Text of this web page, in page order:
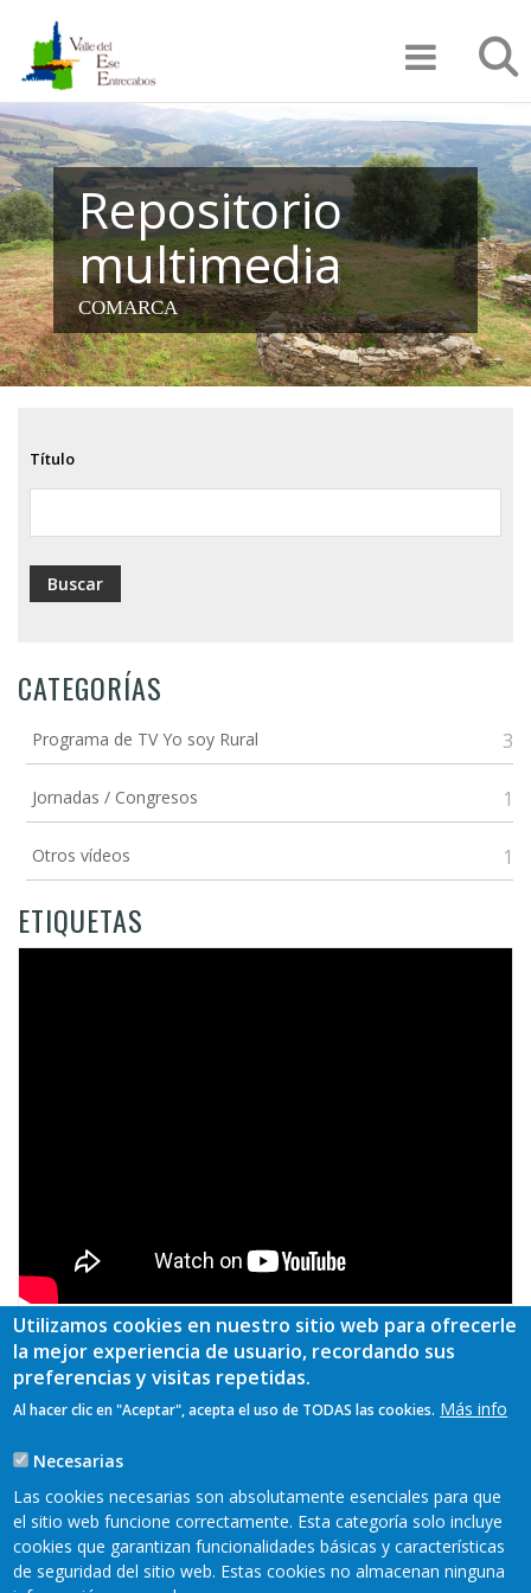
contenido
principal
Repositorio
multimedia
COMARCA
Título
CATEGORÍAS
Programa de TV Yo soy Rural 3
Jornadas / Congresos 1
Otros vídeos 1
ETIQUETAS
PLAN ESTRATÉGICO NACIONAL DE LA PAC
2023 - 2027. DEBATE 1ª PARTE
Intercambio celebrado el 21/09/2021
Más
Utilizamos cookies en nuestro sitio web para ofrecerle
la mejor experiencia de usuario, recordando sus
preferencias y visitas repetidas.
Al hacer clic en "Aceptar", acepta el uso de TODAS las cookies. Más info
Necesarias
Las cookies necesarias son absolutamente esenciales para que
el sitio web funcione correctamente. Esta categoría solo incluye
cookies que garantizan funcionalidades básicas y características
de seguridad del sitio web. Estas cookies no almacenan ninguna